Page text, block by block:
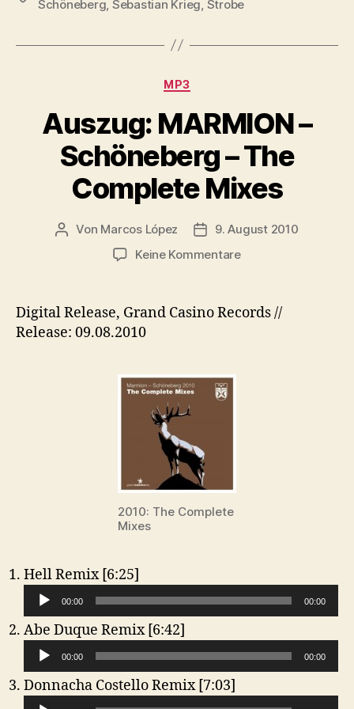
l
Schöneberg Sebastian Krieg Strobe
Kategorien
MP3
Auszug: MARMION –
Schöneberg – The
Complete Mixes
Beitragsautor
Von Marcos López Veröffentlichungsdatum
9. August 2010
Keine Kommentarezu
–
Schöneberg
Digital Release, Grand Casino Records //
Release: 09.08.2010
2010: The Complete
Mixes
Hell Remix [6:25]
u
d
i
o
-
P
00:00 00:00
Abe Duque Remix [6:42]
u
d
i
00:00 00:00
Donnacha Costello Remix [7:03]
u